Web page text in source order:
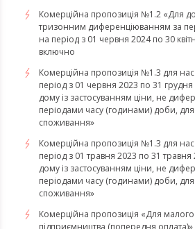
Комерційна пропозиція №1.2 «Для
тризонним диференціюванням за
на період з 01 червня 2024 по 30
включно
​​​​​​​Комерційна пропозиція №1.3 для
період з 01 червня 2023 по 31
дому із застосуванням ціни, не
періодами часу (годинами) доби,
споживання»
​​​​​​​Комерційна пропозиція №1.3 для
період з 01 травня 2023 по 31
дому із застосуванням ціни, не
періодами часу (годинами) доби,
споживання»
Комерційна пропозиція «Для малого
підприємництва (попередня оплата)»